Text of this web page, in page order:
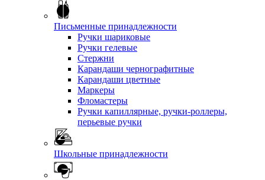
Письменные принадлежности
Ручки шариковые
Ручки гелевые
Стержни
Карандаши чернографитные
Карандаши цветные
Маркеры
Фломастеры
Ручки капиллярные, ручки-роллеры,
перьевые ручки
Школьные принадлежности